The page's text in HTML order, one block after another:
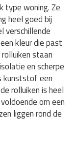
type woning. Ze
heel goed bij
verschillende
kleur die past
staan
en scherpe
kunststof een
rolluiken is heel
om een
liggen rond de